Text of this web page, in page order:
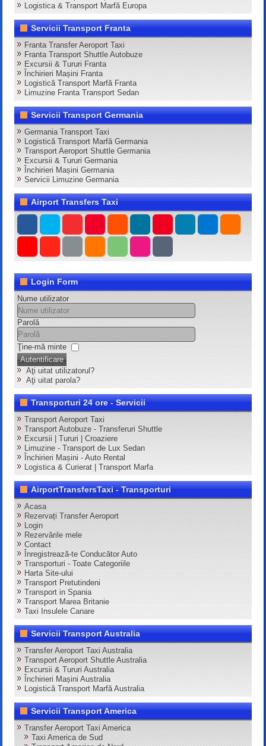
Logistica & Transport Marfă Europa
Servicii Transport Franta
Franta Transfer Aeroport Taxi
Franta Transport Shuttle Autobuze
Excursii & Tururi Franta
Închirieri Mașini Franta
Logistică Transport Marfă Franta
Limuzine Franta Transport Sedan
Servicii Transport Germania
Germania Transport Taxi
Logistică Transport Marfă Germania
Transport Aeroport Shuttle Germania
Excursii & Tururi Germania
Închirieri Mașini Germania
Servicii Limuzine Germania
Airport Transfers Taxi
Login Form
Nume utilizator
Parolă
Ţine-mă minte
Autentificare
Aţi uitat utilizatorul?
Aţi uitat parola?
Transporturi 24 ore - Servicii
Transport Aeroport Taxi
Transport Autobuze - Transferuri Shuttle
Excursii | Tururi | Croaziere
Limuzine - Transport de Lux Sedan
Închirieri Mașini - Auto Rental
Logistica & Curierat | Transport Marfa
AirportTransfersTaxi - Transporturi
Acasa
Rezervați Transfer Aeroport
Login
Rezervările mele
Contact
Înregistrează-te Conducător Auto
Transporturi - Toate Categoriile
Harta Site-ului
Transport Pretutindeni
Transport in Spania
Transport Marea Britanie
Taxi Insulele Canare
Servicii Transport Australia
Transfer Aeroport Taxi Australia
Transport Aeroport Shuttle Australia
Excursii & Tururi Australia
Închirieri Mașini Australia
Logistică Transport Marfă Australia
Servicii Transport America
Transfer Aeroport Taxi America
Taxi America de Sud